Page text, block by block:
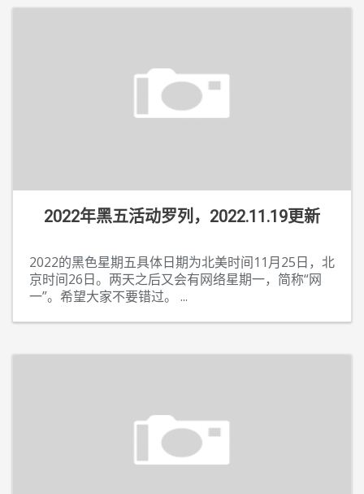
2022年黑五活动罗列，2022.11.19更新
2022的黑色星期五具体日期为北美时间11月25日，北
京时间26日。两天之后又会有网络星期一，简称“网
一”。希望大家不要错过。 ...